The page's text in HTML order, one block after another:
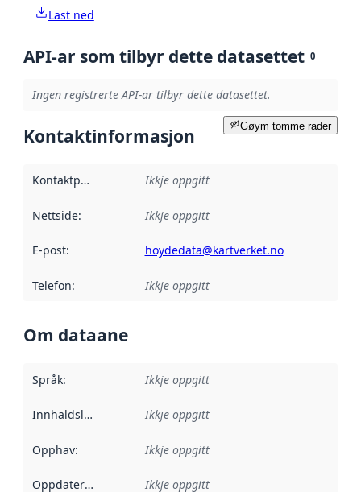
Last ned
API-ar som tilbyr dette datasettet 0
Ingen registrerte API-ar tilbyr dette datasettet.
Gøym tomme rader
Kontaktinformasjon
Kontaktpunkt Ikkje oppgitt
Nettside: Ikkje oppgitt
E-post: hoydedata@kartverket.no
Telefon: Ikkje oppgitt
Om dataane
Språk: Ikkje oppgitt
Innhaldsleverandørar :
Ikkje oppgitt
Opphav: Ikkje oppgitt
Oppdateringsfrekvens :
Ikkje oppgitt